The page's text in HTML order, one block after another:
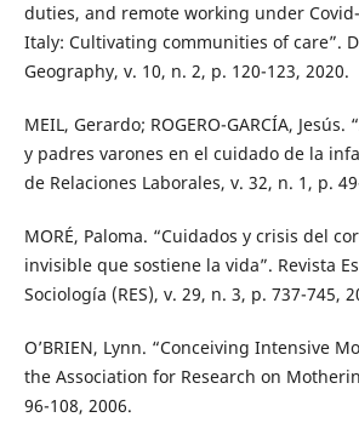
duties, and remote working under
Italy: Cultivating communities of care”.
Geography, v. 10, n. 2, p. 120-123, 2020.
MEIL, Gerardo; ROGERO-GARCÍA,
y padres varones en el cuidado de la
de Relaciones Laborales, v. 32, n. 1, p.
MORÉ, Paloma. “Cuidados y crisis del
invisible que sostiene la vida”. Revista
Sociología (RES), v. 29, n. 3, p. 737-745,
O’BRIEN, Lynn. “Conceiving Intensive
the Association for Research on
96-108, 2006.